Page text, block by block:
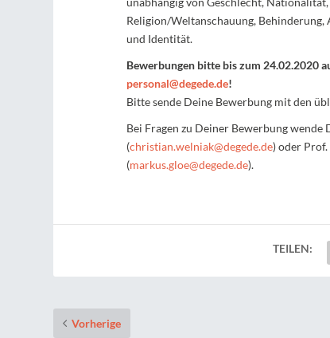
Religion/Weltanschauung,
und Identität.
Bewerbungen bitte bis zum 24.02.2020
personal@degede.de!
Bitte sende Deine Bewerbung mit den
Bei Fragen zu Deiner Bewerbung
(christian.welniak@degede.de) oder
(markus.gloe@degede.de).
TEILEN:
Vorherige